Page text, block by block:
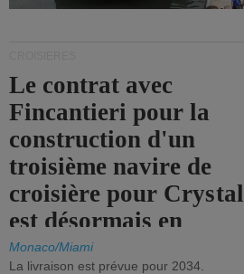
Le contrat avec
Fincantieri pour la
construction d'un
troisième navire de
croisière pour Crystal
est désormais en
vigueur.
Monaco/Miami
La livraison est prévue pour 2034.